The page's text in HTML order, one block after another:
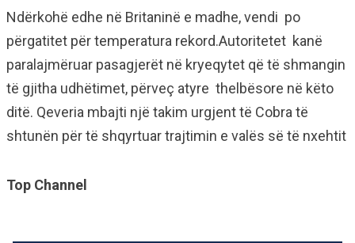
Ndërkohë edhe në Britaninë e madhe, vendi po
përgatitet për temperatura rekord.Autoritetet kanë
paralajmëruar pasagjerët në kryeqytet që të shmangin
të gjitha udhëtimet, përveç atyre thelbësore në këto
ditë. Qeveria mbajti një takim urgjent të Cobra të
shtunën për të shqyrtuar trajtimin e valës së të nxehtit
Top Channel